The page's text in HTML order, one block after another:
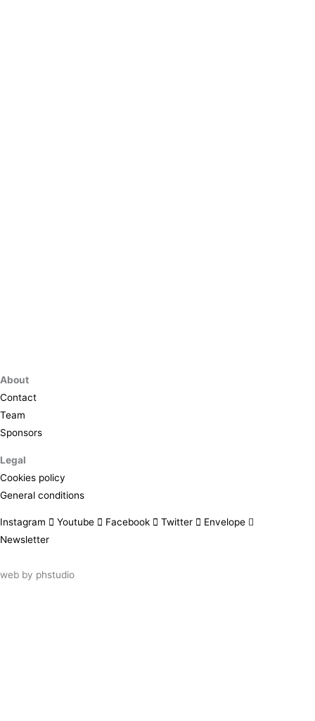
About
Contact
Team
Sponsors
Legal
Cookies policy
General conditions
Instagram Youtube Facebook Twitter
Envelope
Newsletter
web by phstudio